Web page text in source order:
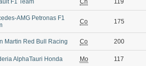
F1 Team Ch 119
AMG Petronas F1
Co 175
Martin Red Bull Racing Co 200
AlphaTauri Honda Mo 117